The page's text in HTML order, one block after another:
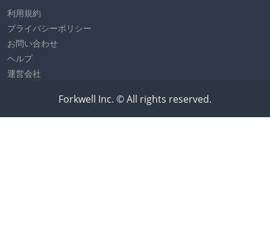
利用規約
プライバシーポリシー
お問い合わせ
ヘルプ
運営会社
Forkwell Inc. © All rights reserved.